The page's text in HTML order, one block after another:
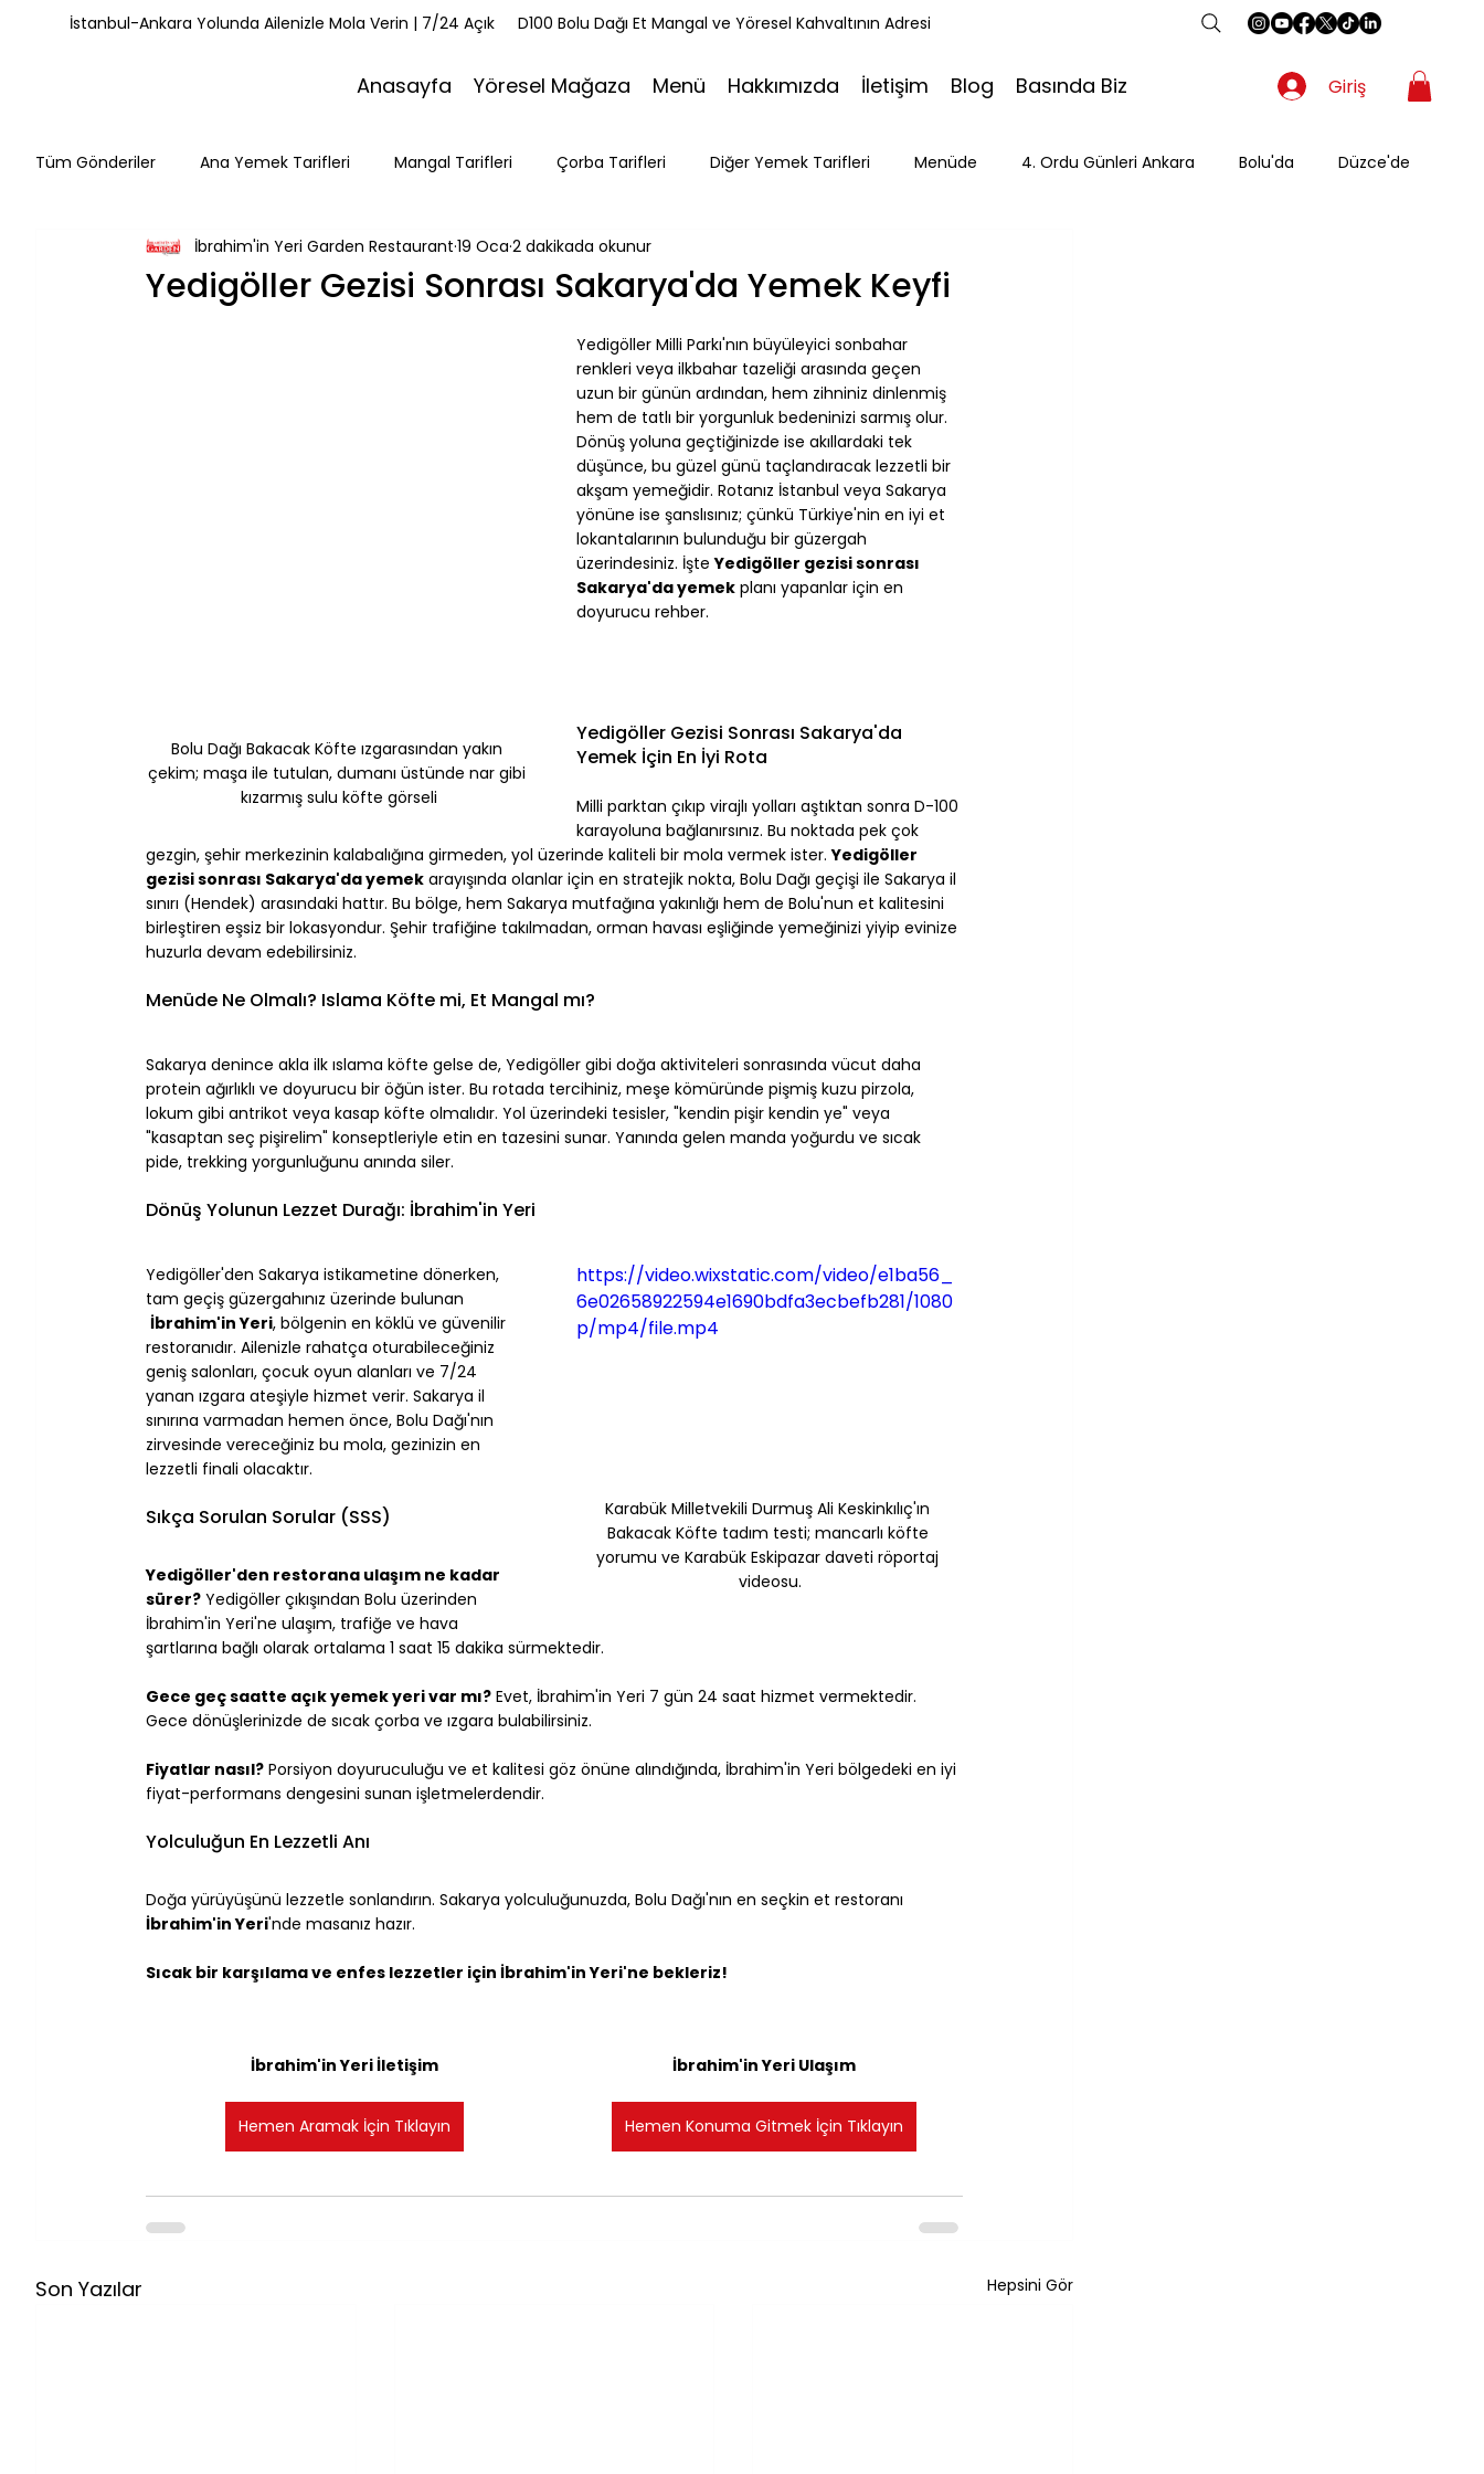
İstanbul-Ankara Yolunda Ailenizle Mola Verin | 7/24 Açık D100 Bolu Dağı Et Mangal ve Yöresel Kahvaltının Adresi
Anasayfa Yöresel Mağaza Menü Hakkımızda İletişim Blog Basında Biz Giriş
Tüm Gönderiler Ana Yemek Tarifleri Mangal Tarifleri Çorba Tarifleri Diğer Yemek Tarifleri Menüde 4. Ordu Günleri Ankara Bolu'da Düzce'de
Misafirlerimiz Kahvaltı Tarifleri Yemek Tarifleri Tatlı Tarifleri
Bakacak Mevkii
Yedigöller Gezisi Sonrası Sakarya'da Yemek Keyfi
İbrahim'in Yeri Garden Restaurant 19 Oca 2 dakikada okunur
Bolu Dağı Bakacak Köfte ızgarasından yakın
çekim; maşa ile tutulan, dumanı üstünde nar gibi
kızarmış sulu köfte görseli
Yedigöller Milli Parkı'nın büyüleyici sonbahar
renkleri veya ilkbahar tazeliği arasında geçen
uzun bir günün ardından, hem zihniniz dinlenmiş
hem de tatlı bir yorgunluk bedeninizi sarmış olur.
Dönüş yoluna geçtiğinizde ise akıllardaki tek
düşünce, bu güzel günü taçlandıracak lezzetli bir
akşam yemeğidir. Rotanız İstanbul veya Sakarya
yönüne ise şanslısınız; çünkü Türkiye'nin en iyi et
lokantalarının bulunduğu bir güzergah
üzerindesiniz. İşte Yedigöller gezisi sonrası
Sakarya'da yemek planı yapanlar için en
doyurucu rehber.
Yedigöller Gezisi Sonrası Sakarya'da
Yemek İçin En İyi Rota
Milli parktan çıkıp virajlı yolları aştıktan sonra D-100
karayoluna bağlanırsınız. Bu noktada pek çok
gezgin, şehir merkezinin kalabalığına girmeden, yol üzerinde kaliteli bir mola vermek ister. Yedigöller
gezisi sonrası Sakarya'da yemek arayışında olanlar için en stratejik nokta, Bolu Dağı geçişi ile Sakarya il
sınırı (Hendek) arasındaki hattır. Bu bölge, hem Sakarya mutfağına yakınlığı hem de Bolu'nun et kalitesini
birleştiren eşsiz bir lokasyondur. Şehir trafiğine takılmadan, orman havası eşliğinde yemeğinizi yiyip evinize
huzurla devam edebilirsiniz.
Menüde Ne Olmalı? Islama Köfte mi, Et Mangal mı?
Sakarya denince akla ilk ıslama köfte gelse de, Yedigöller gibi doğa aktiviteleri sonrasında vücut daha
protein ağırlıklı ve doyurucu bir öğün ister. Bu rotada tercihiniz, meşe kömüründe pişmiş kuzu pirzola,
lokum gibi antrikot veya kasap köfte olmalıdır. Yol üzerindeki tesisler, "kendin pişir kendin ye" veya
"kasaptan seç pişirelim" konseptleriyle etin en tazesini sunar. Yanında gelen manda yoğurdu ve sıcak
pide, trekking yorgunluğunu anında siler.
Dönüş Yolunun Lezzet Durağı: İbrahim'in Yeri
https://video.wixstatic.com/video/e1ba56_
6e02658922594e1690bdfa3ecbefb281/1080
p/mp4/file.mp4
Karabük Milletvekili Durmuş Ali Keskinkılıç'ın
Bakacak Köfte tadım testi; mancarlı köfte
yorumu ve Karabük Eskipazar daveti röportaj
videosu.
Yedigöller'den Sakarya istikametine dönerken,
tam geçiş güzergahınız üzerinde bulunan
İbrahim'in Yeri, bölgenin en köklü ve güvenilir
restoranıdır. Ailenizle rahatça oturabileceğiniz
geniş salonları, çocuk oyun alanları ve 7/24
yanan ızgara ateşiyle hizmet verir. Sakarya il
sınırına varmadan hemen önce, Bolu Dağı'nın
zirvesinde vereceğiniz bu mola, gezinizin en
lezzetli finali olacaktır.
Sıkça Sorulan Sorular (SSS)
Yedigöller'den restorana ulaşım ne kadar
sürer? Yedigöller çıkışından Bolu üzerinden
İbrahim'in Yeri'ne ulaşım, trafiğe ve hava
şartlarına bağlı olarak ortalama 1 saat 15 dakika sürmektedir.
Gece geç saatte açık yemek yeri var mı? Evet, İbrahim'in Yeri 7 gün 24 saat hizmet vermektedir.
Gece dönüşlerinizde de sıcak çorba ve ızgara bulabilirsiniz.
Fiyatlar nasıl? Porsiyon doyuruculuğu ve et kalitesi göz önüne alındığında, İbrahim'in Yeri bölgedeki en iyi
fiyat-performans dengesini sunan işletmelerdendir.
Yolculuğun En Lezzetli Anı
Doğa yürüyüşünü lezzetle sonlandırın. Sakarya yolculuğunuzda, Bolu Dağı'nın en seçkin et restoranı
İbrahim'in Yeri'nde masanız hazır.
Sıcak bir karşılama ve enfes lezzetler için İbrahim'in Yeri'ne bekleriz!
İbrahim'in Yeri İletişim
Hemen Aramak İçin Tıklayın
İbrahim'in Yeri Ulaşım
Hemen Konuma Gitmek İçin Tıklayın
Son Yazılar Hepsini Gör